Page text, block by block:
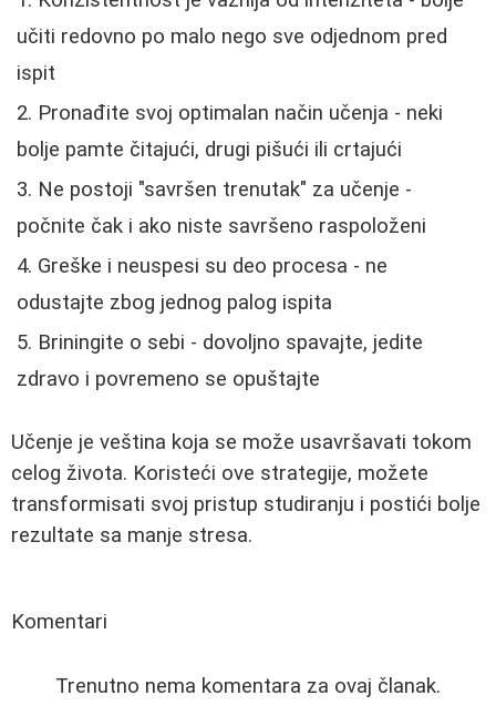
učiti redovno po malo nego sve odjednom pred
ispit
Pronađite svoj optimalan način učenja - neki
bolje pamte čitajući, drugi pišući ili crtajući
Ne postoji "savršen trenutak" za učenje -
počnite čak i ako niste savršeno raspoloženi
Greške i neuspesi su deo procesa - ne
odustajte zbog jednog palog ispita
Briningite o sebi - dovoljno spavajte, jedite
zdravo i povremeno se opuštajte
Učenje je veština koja se može usavršavati tokom
celog života. Koristeći ove strategije, možete
transformisati svoj pristup studiranju i postići bolje
rezultate sa manje stresa.
Komentari
Trenutno nema komentara za ovaj članak.